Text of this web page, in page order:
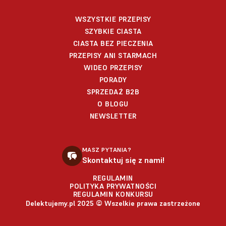
WSZYSTKIE PRZEPISY
SZYBKIE CIASTA
CIASTA BEZ PIECZENIA
PRZEPISY ANI STARMACH
WIDEO PRZEPISY
PORADY
SPRZEDAŻ B2B
O BLOGU
NEWSLETTER
MASZ PYTANIA?
Skontaktuj się z nami!
REGULAMIN
POLITYKA PRYWATNOŚCI
REGULAMIN KONKURSU
Delektujemy.pl 2025 © Wszelkie prawa zastrzeżone